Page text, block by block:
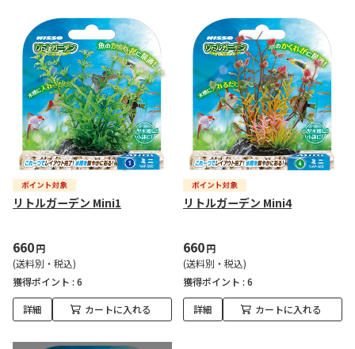
リトルガーデン Mini1
660円
(送料別・税込)
獲得ポイント : 6
詳細 カートに入れる
リトルガーデン Mini4
660円
(送料別・税込)
獲得ポイント : 6
詳細 カートに入れる